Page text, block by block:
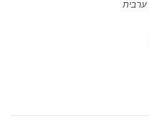
ערבית